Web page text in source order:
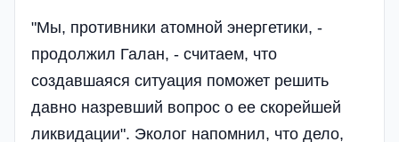
"Мы, противники атомной энергетики, -
продолжил Галан, - считаем, что
создавшаяся ситуация поможет решить
давно назревший вопрос о ее скорейшей
ликвидации". Эколог напомнил, что дело,